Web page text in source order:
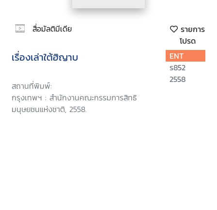
สื่อมัลติมีเดีย
รายการ
โปรด
เรื่องเล่าใต้ฮิญาบ
สถานที่พิมพ์:
กรุงเทพฯ : สำนักงานคณะกรรมการสิทธิ
มนุษยชนแห่งชาติ, 2558.
ENT
ร852
2558